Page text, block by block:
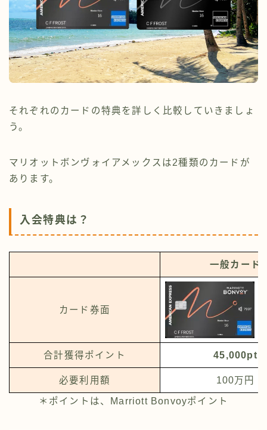
それぞれのカードの特典を詳しく比較していきましょ
う。
マリオットボンヴォイアメックスは2種類のカードが
あります。
入会特典は？
一般カード
カード券面
合計獲得ポイント 45,000pt
必要利用額 100万円
＊ポイントは、Marriott Bonvoyポイント